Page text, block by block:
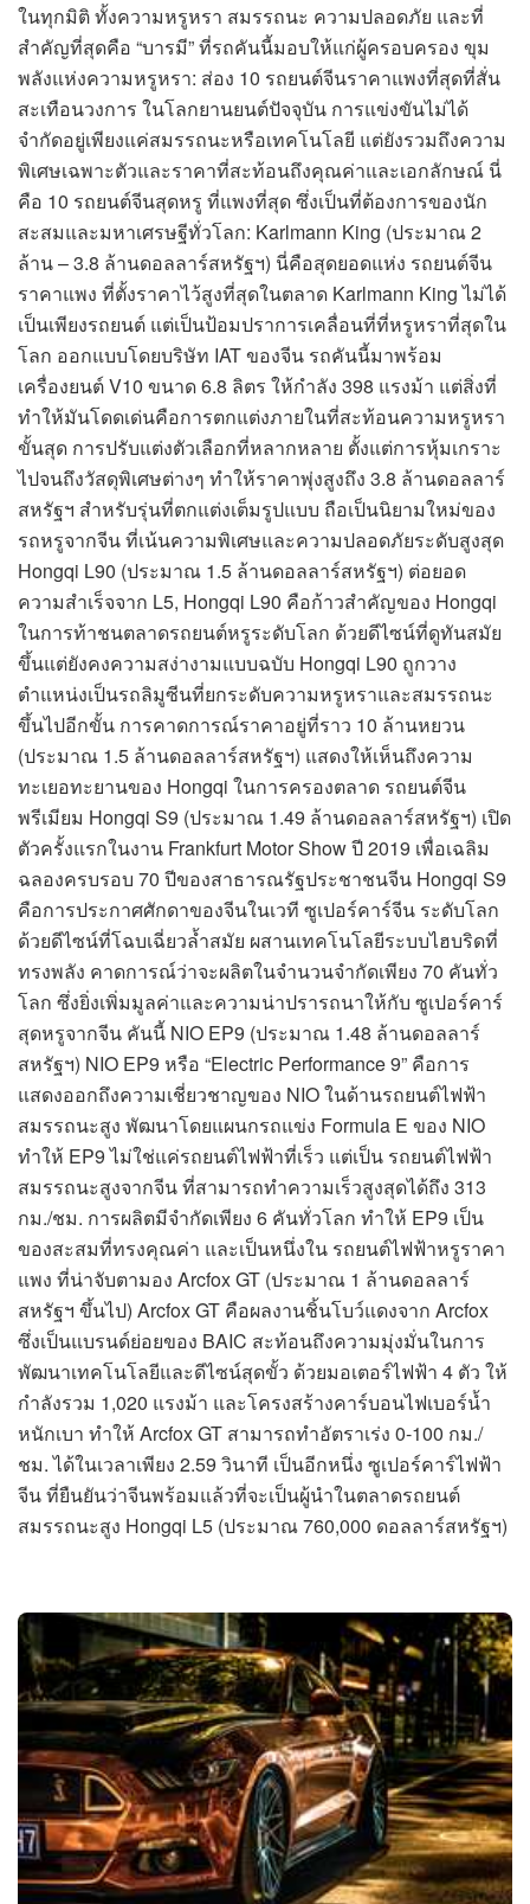
ในทุกมิติ ทั้งความหรูหรา สมรรถนะ ความปลอดภัย และที่
สำคัญที่สุดคือ “บารมี” ที่รถคันนี้มอบให้แก่ผู้ครอบครอง ขุม
พลังแห่งความหรูหรา: ส่อง 10 รถยนต์จีนราคาแพงที่สุดที่สั่น
สะเทือนวงการ ในโลกยานยนต์ปัจจุบัน การแข่งขันไม่ได้
จำกัดอยู่เพียงแค่สมรรถนะหรือเทคโนโลยี แต่ยังรวมถึงความ
พิเศษเฉพาะตัวและราคาที่สะท้อนถึงคุณค่าและเอกลักษณ์ นี่
คือ 10 รถยนต์จีนสุดหรู ที่แพงที่สุด ซึ่งเป็นที่ต้องการของนัก
สะสมและมหาเศรษฐีทั่วโลก: Karlmann King (ประมาณ 2
ล้าน – 3.8 ล้านดอลลาร์สหรัฐฯ) นี่คือสุดยอดแห่ง รถยนต์จีน
ราคาแพง ที่ตั้งราคาไว้สูงที่สุดในตลาด Karlmann King ไม่ได้
เป็นเพียงรถยนต์ แต่เป็นป้อมปราการเคลื่อนที่ที่หรูหราที่สุดใน
โลก ออกแบบโดยบริษัท IAT ของจีน รถคันนี้มาพร้อม
เครื่องยนต์ V10 ขนาด 6.8 ลิตร ให้กำลัง 398 แรงม้า แต่สิ่งที่
ทำให้มันโดดเด่นคือการตกแต่งภายในที่สะท้อนความหรูหรา
ขั้นสุด การปรับแต่งตัวเลือกที่หลากหลาย ตั้งแต่การหุ้มเกราะ
ไปจนถึงวัสดุพิเศษต่างๆ ทำให้ราคาพุ่งสูงถึง 3.8 ล้านดอลลาร์
สหรัฐฯ สำหรับรุ่นที่ตกแต่งเต็มรูปแบบ ถือเป็นนิยามใหม่ของ
รถหรูจากจีน ที่เน้นความพิเศษและความปลอดภัยระดับสูงสุด
Hongqi L90 (ประมาณ 1.5 ล้านดอลลาร์สหรัฐฯ) ต่อยอด
ความสำเร็จจาก L5, Hongqi L90 คือก้าวสำคัญของ Hongqi
ในการท้าชนตลาดรถยนต์หรูระดับโลก ด้วยดีไซน์ที่ดูทันสมัย
ขึ้นแต่ยังคงความสง่างามแบบฉบับ Hongqi L90 ถูกวาง
ตำแหน่งเป็นรถลิมูซีนที่ยกระดับความหรูหราและสมรรถนะ
ขึ้นไปอีกขั้น การคาดการณ์ราคาอยู่ที่ราว 10 ล้านหยวน
(ประมาณ 1.5 ล้านดอลลาร์สหรัฐฯ) แสดงให้เห็นถึงความ
ทะเยอทะยานของ Hongqi ในการครองตลาด รถยนต์จีน
พรีเมียม Hongqi S9 (ประมาณ 1.49 ล้านดอลลาร์สหรัฐฯ) เปิด
ตัวครั้งแรกในงาน Frankfurt Motor Show ปี 2019 เพื่อเฉลิม
ฉลองครบรอบ 70 ปีของสาธารณรัฐประชาชนจีน Hongqi S9
คือการประกาศศักดาของจีนในเวที ซูเปอร์คาร์จีน ระดับโลก
ด้วยดีไซน์ที่โฉบเฉี่ยวล้ำสมัย ผสานเทคโนโลยีระบบไฮบริดที่
ทรงพลัง คาดการณ์ว่าจะผลิตในจำนวนจำกัดเพียง 70 คันทั่ว
โลก ซึ่งยิ่งเพิ่มมูลค่าและความน่าปรารถนาให้กับ ซูเปอร์คาร์
สุดหรูจากจีน คันนี้ NIO EP9 (ประมาณ 1.48 ล้านดอลลาร์
สหรัฐฯ) NIO EP9 หรือ “Electric Performance 9” คือการ
แสดงออกถึงความเชี่ยวชาญของ NIO ในด้านรถยนต์ไฟฟ้า
สมรรถนะสูง พัฒนาโดยแผนกรถแข่ง Formula E ของ NIO
ทำให้ EP9 ไม่ใช่แค่รถยนต์ไฟฟ้าที่เร็ว แต่เป็น รถยนต์ไฟฟ้า
สมรรถนะสูงจากจีน ที่สามารถทำความเร็วสูงสุดได้ถึง 313
กม./ชม. การผลิตมีจำกัดเพียง 6 คันทั่วโลก ทำให้ EP9 เป็น
ของสะสมที่ทรงคุณค่า และเป็นหนึ่งใน รถยนต์ไฟฟ้าหรูราคา
แพง ที่น่าจับตามอง Arcfox GT (ประมาณ 1 ล้านดอลลาร์
สหรัฐฯ ขึ้นไป) Arcfox GT คือผลงานชิ้นโบว์แดงจาก Arcfox
ซึ่งเป็นแบรนด์ย่อยของ BAIC สะท้อนถึงความมุ่งมั่นในการ
พัฒนาเทคโนโลยีและดีไซน์สุดขั้ว ด้วยมอเตอร์ไฟฟ้า 4 ตัว ให้
กำลังรวม 1,020 แรงม้า และโครงสร้างคาร์บอนไฟเบอร์น้ำ
หนักเบา ทำให้ Arcfox GT สามารถทำอัตราเร่ง 0-100 กม./
ชม. ได้ในเวลาเพียง 2.59 วินาที เป็นอีกหนึ่ง ซูเปอร์คาร์ไฟฟ้า
จีน ที่ยืนยันว่าจีนพร้อมแล้วที่จะเป็นผู้นำในตลาดรถยนต์
สมรรถนะสูง Hongqi L5 (ประมาณ 760,000 ดอลลาร์สหรัฐฯ)